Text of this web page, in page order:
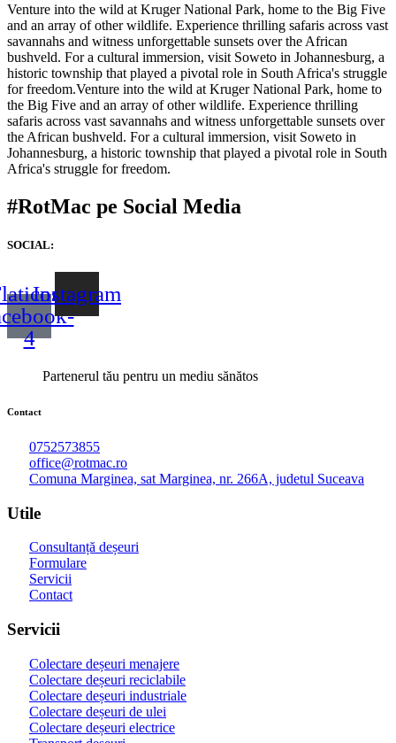
Venture into the wild at Kruger National Park, home to the Big Five
and an array of other wildlife. Experience thrilling safaris across vast
savannahs and witness unforgettable sunsets over the African
bushveld. For a cultural immersion, visit Soweto in Johannesburg, a
historic township that played a pivotal role in South Africa's struggle
for freedom.Venture into the wild at Kruger National Park, home to
the Big Five and an array of other wildlife. Experience thrilling
safaris across vast savannahs and witness unforgettable sunsets over
the African bushveld. For a cultural immersion, visit Soweto in
Johannesburg, a historic township that played a pivotal role in South
Africa's struggle for freedom.
#RotMac pe Social Media
SOCIAL:
4
Instagram
Partenerul tău pentru un mediu sănătos
Contact
0752573855
office@rotmac.ro
Comuna Marginea, sat Marginea, nr. 266A, judetul Suceava
Utile
Consultanță deșeuri
Formulare
Servicii
Contact
Servicii
Colectare deșeuri menajere
Colectare deșeuri reciclabile
Colectare deșeuri industriale
Colectare deșeuri de ulei
Colectare deșeuri electrice